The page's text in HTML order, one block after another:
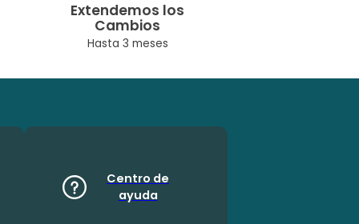
Extendemos los
Cambios
Hasta 3 meses
Centro de
ayuda